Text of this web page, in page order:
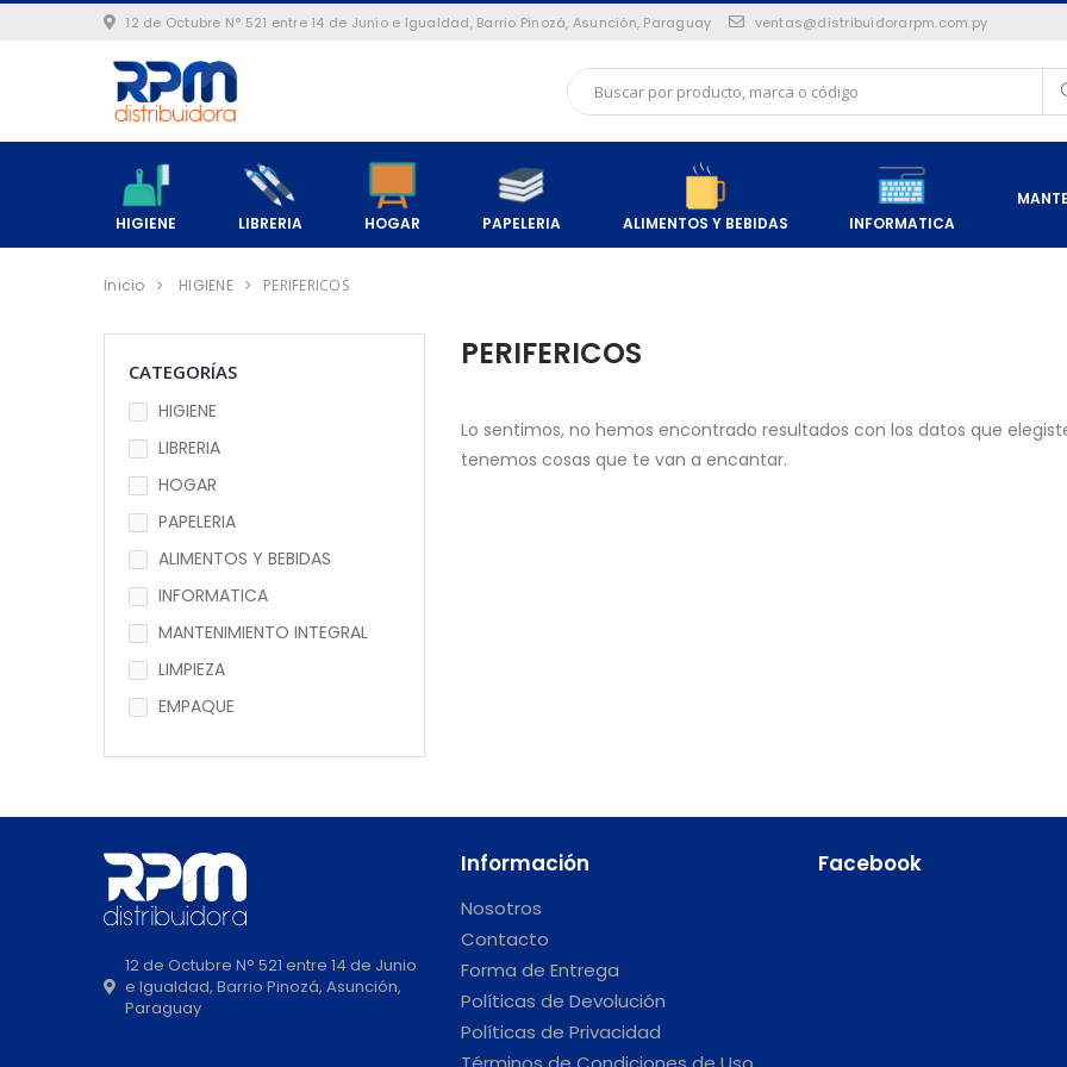
12 de Octubre N° 521 entre 14 de Junio e Igualdad, Barrio Pinozá, Asunción, Paraguay ventas@distribuidorarpm.com.py
HIGIENE LIBRERIA HOGAR PAPELERIA ALIMENTOS Y BEBIDAS INFORMATICA
Inicio HIGIENE PERIFERICOS
PERIFERICOS
Lo sentimos, no hemos encontrado resultados con los datos que
tenemos cosas que te van a encantar.
CATEGORÍAS
HIGIENE
LIBRERIA
HOGAR
PAPELERIA
ALIMENTOS Y BEBIDAS
INFORMATICA
MANTENIMIENTO INTEGRAL
LIMPIEZA
EMPAQUE
12 de Octubre N° 521 entre 14 de Junio
e Igualdad, Barrio Pinozá, Asunción,
Paraguay
Información
Nosotros
Contacto
Forma de Entrega
Políticas de Devolución
Políticas de Privacidad
Facebook